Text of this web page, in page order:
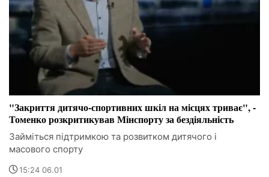
"Закриття дитячо-спортивних шкіл на місцях триває", -
Томенко розкритикував Мінспорту за бездіяльність
Займіться підтримкою та розвитком дитячого і
масового спорту
15:24 06.01